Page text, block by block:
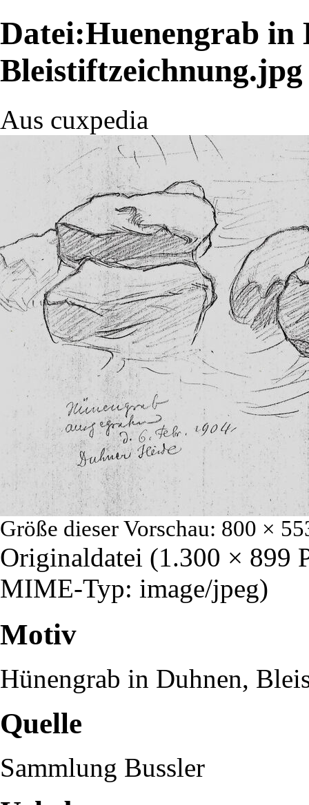
Datei:Huenengrab in
Bleistiftzeichnung.jpg
Aus cuxpedia
Größe dieser Vorschau: 800 ×
Originaldatei (1.300 × 899
MIME-Typ: image/jpeg)
Motiv
Hünengrab in Duhnen,
Quelle
Sammlung Bussler